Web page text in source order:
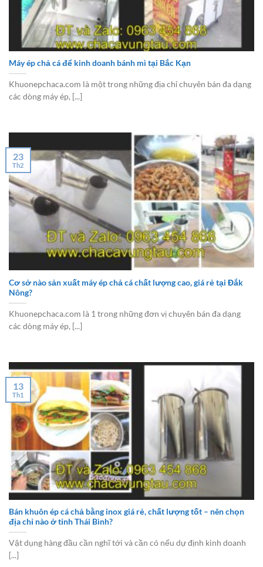
Máy ép chả cá để kinh doanh bánh mì tại Bắc Kạn
Khuonepchaca.com là một trong những địa chỉ chuyên bán đa dạng
các dòng máy ép, [...]
Cơ sở nào sản xuất máy ép chả cá chất lượng cao, giá rẻ tại Đắk
Nông?
Khuonepchaca.com là 1 trong những đơn vị chuyên bán đa dạng
các dòng máy ép, [...]
23
Th2
Bán khuôn ép cá chả bằng inox giá rẻ, chất lượng tốt – nên chọn
địa chỉ nào ở tỉnh Thái Bình?
Vật dụng hàng đầu cần nghĩ tới và cần có nếu dự định kinh doanh
[...]
13
Th1